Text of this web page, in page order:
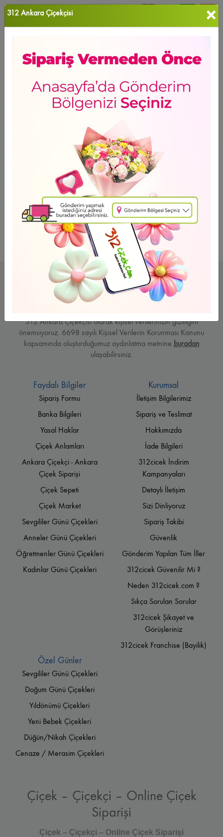
Ana Sayfa Cenaze Çelenkleri
Sıralama
Cenaze Çelenkleri
Ürün Bulunamadı...
312 Ankara Çiçekçisi olarak kişisel verilerinizin gizliliğini
önemsiyoruz. 6698 sayılı Kişisel Verilerin Korunması Kanunu
kapsamında oluşturduğumuz aydınlatma metnine buradan
ulaşabilirsiniz.
Faydalı Bilgiler
Sipariş Formu
Banka Bilgileri
Yasal Haklar
Çiçek Anlamları
Ankara Çiçekçi - Ankara
Çiçek Siparişi
Çiçek Sepeti
Çiçek Market
Sevgililer Günü Çiçekleri
Anneler Günü Çiçekleri
Öğretmenler Günü Çiçekleri
Kadınlar Günü Çiçekleri
Kurumsal
İletişim Bilgilerimiz
Sipariş ve Teslimat
Hakkımızda
İade Bilgileri
312cicek İndirim
Kampanyaları
Detaylı İletişim
Sizi Dinliyoruz
Sipariş Takibi
Güvenlik
Gönderim Yapılan Tüm İller
312cicek Güvenilir Mi ?
Neden 312cicek.com ?
Sıkça Sorulan Sorular
312cicek Şikayet ve
Görüşleriniz
312cicek Franchise (Bayilik)
Özel Günler
Sevgililer Günü Çiçekleri
Doğum Günü Çiçekleri
Yıldönümü Çiçekleri
Yeni Bebek Çiçekleri
Düğün/Nikah Çiçekleri
Cenaze / Merasim Çiçekleri
Çiçek – Çiçekçi – Online Çiçek
Siparişi
Çiçek – Çiçekçi – Online Çiçek Siparişi
312 Ankara Çiçekçisi ×